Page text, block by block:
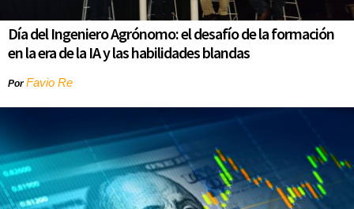
Día del Ingeniero Agrónomo: el desafío de la formación
en la era de la IA y las habilidades blandas
PorFavio Re